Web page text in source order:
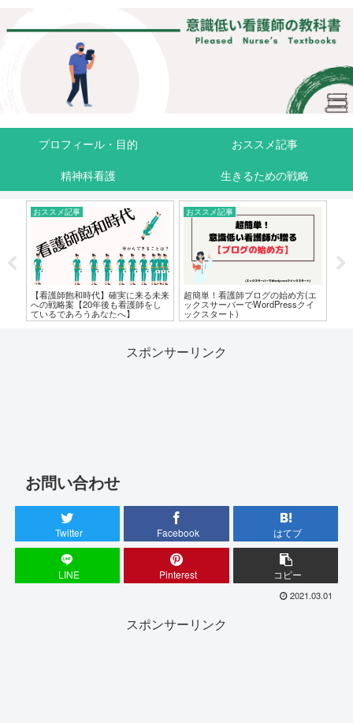
プロフィール・目的
おススメ記事
精神科看護
生きるための戦略
おススメ記事
【看護師飽和時代】確実に来る未来
への戦略案【20年後も看護師をし
ているであろうあなたへ】
おススメ記事
超簡単！看護師ブログの始め方(エ
ックスサーバーでWordPressクイ
ックスタート)
スポンサーリンク
お問い合わせ
Twitter Facebook はてブ
LINE Pinterest コピー
2021.03.01
スポンサーリンク